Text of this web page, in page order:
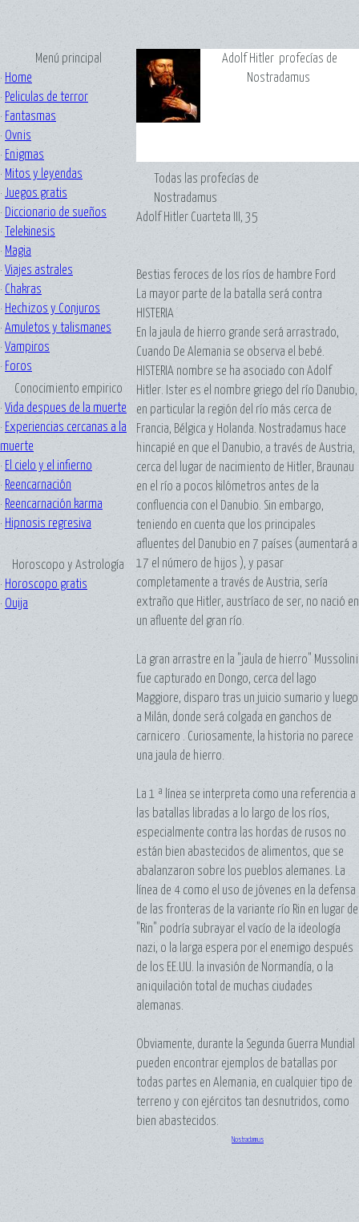
Menú principal
· Home
· Peliculas de terror
· Fantasmas
· Ovnis
· Enigmas
· Mitos y leyendas
· Juegos gratis
· Diccionario de sueños
·
Telekinesis
· Magia
· Viajes astrales
· Chakras
· Hechizos y Conjuros
· Amuletos y talismanes
· Vampiros
· Foros
Conocimiento empirico
· Vida despues de la muerte
· Experiencias cercanas a la
muerte
· El cielo y el infierno
· Reencarnación
· Reencarnación karma
· Hipnosis regresiva
Horoscopo y Astrología
· Horoscopo gratis
· Ouija
Adolf Hitler profecías de
Nostradamus
Todas las profecías de
Nostradamus
Adolf Hitler Cuarteta III, 35
Bestias feroces de los ríos de hambre Ford
La mayor parte de la batalla será contra
HISTERIA
En la jaula de hierro grande será arrastrado,
Cuando De Alemania se observa el bebé.
HISTERIA nombre se ha asociado con Adolf
Hitler. Ister es el nombre griego del río Danubio,
en particular la región del río más cerca de
Francia, Bélgica y Holanda. Nostradamus hace
hincapié en que el Danubio, a través de Austria,
cerca del lugar de nacimiento de Hitler, Braunau
en el río a pocos kilómetros antes de la
confluencia con el Danubio. Sin embargo,
teniendo en cuenta que los principales
afluentes del Danubio en 7 países (aumentará a
17 el número de hijos ), y pasar
completamente a través de Austria, sería
extraño que Hitler, austríaco de ser, no nació en
un afluente del gran río.
La gran arrastre en la "jaula de hierro" Mussolini
fue capturado en Dongo, cerca del lago
Maggiore, disparo tras un juicio sumario y luego
a Milán, donde será colgada en ganchos de
carnicero . Curiosamente, la historia no parece
una jaula de hierro.
La 1 ª línea se interpreta como una referencia a
las batallas libradas a lo largo de los ríos,
especialmente contra las hordas de rusos no
están bien abastecidos de alimentos, que se
abalanzaron sobre los pueblos alemanes. La
línea de 4 como el uso de jóvenes en la defensa
de las fronteras de la variante río Rin en lugar de
"Rin" podría subrayar el vacío de la ideología
nazi, o la larga espera por el enemigo después
de los EE.UU. la invasión de Normandía, o la
aniquilación total de muchas ciudades
alemanas.
Obviamente, durante la Segunda Guerra Mundial
pueden encontrar ejemplos de batallas por
todas partes en Alemania, en cualquier tipo de
terreno y con ejércitos tan desnutridos, como
bien abastecidos.
Nostradamus